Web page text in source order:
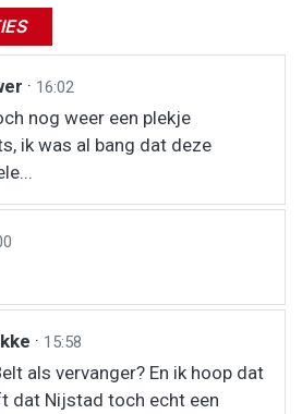
· 16:02
nog weer een plekje
ik was al bang dat deze
· 15:58
als vervanger? En ik hoop dat
dat Nijstad toch echt een